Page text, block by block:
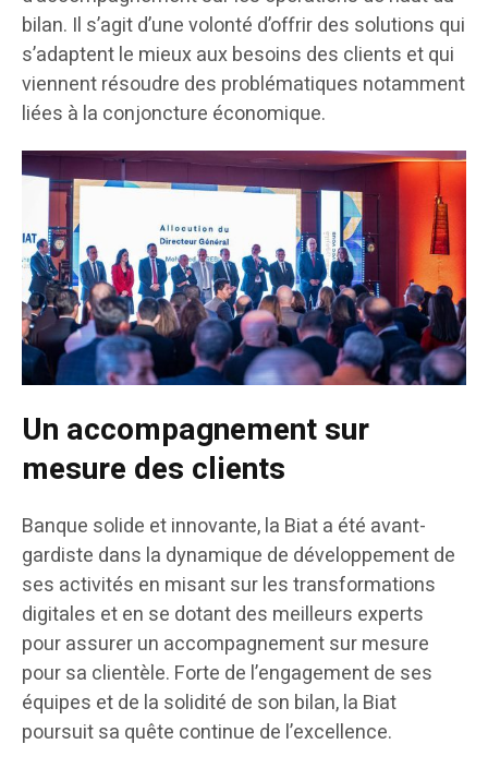
bilan. Il s’agit d’une volonté d’offrir des solutions qui
s’adaptent le mieux aux besoins des clients et qui
viennent résoudre des problématiques notamment
liées à la conjoncture économique.
Un accompagnement sur
mesure des clients
Banque solide et innovante, la Biat a été avant-
gardiste dans la dynamique de développement de
ses activités en misant sur les transformations
digitales et en se dotant des meilleurs experts
pour assurer un accompagnement sur mesure
pour sa clientèle. Forte de l’engagement de ses
équipes et de la solidité de son bilan, la Biat
poursuit sa quête continue de l’excellence.